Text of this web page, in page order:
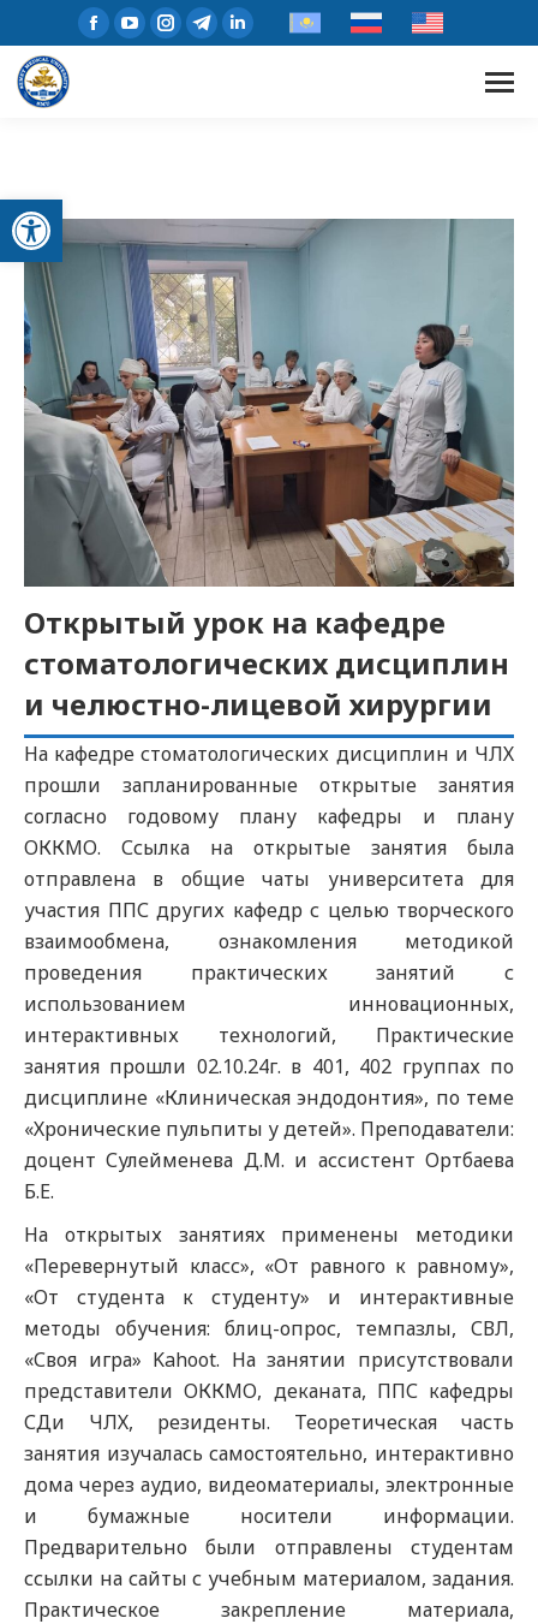
Открыть панель инструментов
Открытый урок на кафедре
стоматологических дисциплин
и челюстно-лицевой хирургии
На кафедре стоматологических дисциплин и ЧЛХ
прошли запланированные открытые занятия
согласно годовому плану кафедры и плану
ОККМО. Ссылка на открытые занятия была
отправлена в общие чаты университета для
участия ППС других кафедр с целью творческого
взаимообмена, ознакомления методикой
проведения практических занятий с
использованием инновационных,
интерактивных технологий, Практические
занятия прошли 02.10.24г. в 401, 402 группах по
дисциплине «Клиническая эндодонтия», по теме
«Хронические пульпиты у детей». Преподаватели:
доцент Сулейменева Д.М. и ассистент Ортбаева
Б.Е.
На открытых занятиях применены методики
«Перевернутый класс», «От равного к равному»,
«От студента к студенту» и интерактивные
методы обучения: блиц-опрос, темпазлы, СВЛ,
«Своя игра» Kahoot. На занятии присутствовали
представители ОККМО, деканата, ППС кафедры
СДи ЧЛХ, резиденты. Теоретическая часть
занятия изучалась самостоятельно, интерактивно
дома через аудио, видеоматериалы, электронные
и бумажные носители информации.
Предварительно были отправлены студентам
ссылки на сайты с учебным материалом, задания.
Практическое закрепление материала,